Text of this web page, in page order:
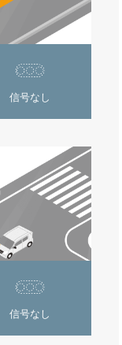
信号なし
信号なし